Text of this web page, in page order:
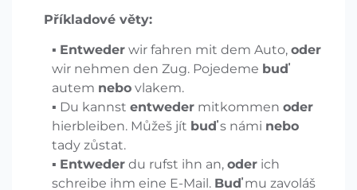
Příkladové věty:
Entweder wir fahren mit dem Auto, oder
wir nehmen den Zug. Pojedeme buď
autem nebo vlakem.
Du kannst entweder mitkommen oder
hierbleiben. Můžeš jít buďs námi nebo
tady zůstat.
Entweder du rufst ihn an, oder ich
schreibe ihm eine E-Mail. Buďmu zavoláš